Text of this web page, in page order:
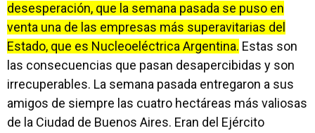
desesperación, que la semana pasada se puso en
venta una de las empresas más superavitarias del
Estado, que es Nucleoeléctrica Argentina. Estas son
las consecuencias que pasan desapercibidas y son
irrecuperables. La semana pasada entregaron a sus
amigos de siempre las cuatro hectáreas más valiosas
de la Ciudad de Buenos Aires. Eran del Ejército